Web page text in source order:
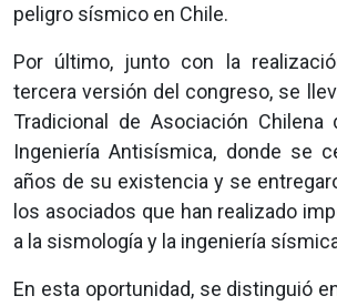
peligro sísmico en Chile.
Por último, junto con la
tercera versión del congreso, se
Tradicional de Asociación Chilena
Ingeniería Antisísmica, donde se
años de su existencia y se
los asociados que han realizado
a la sismología y la ingeniería
En esta oportunidad, se distinguió